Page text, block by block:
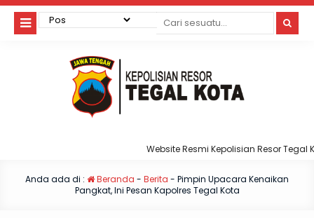
Website Resmi Kepolisian Resor Tegal
Anda ada di : Beranda - Berita - Pimpin Upacara Kenaikan
Pangkat, Ini Pesan Kapolres Tegal Kota